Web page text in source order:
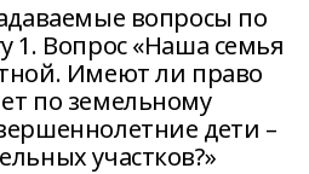
вопросы по
1. Вопрос «Наша семья
Имеют ли право
по земельному
дети –
участков?»